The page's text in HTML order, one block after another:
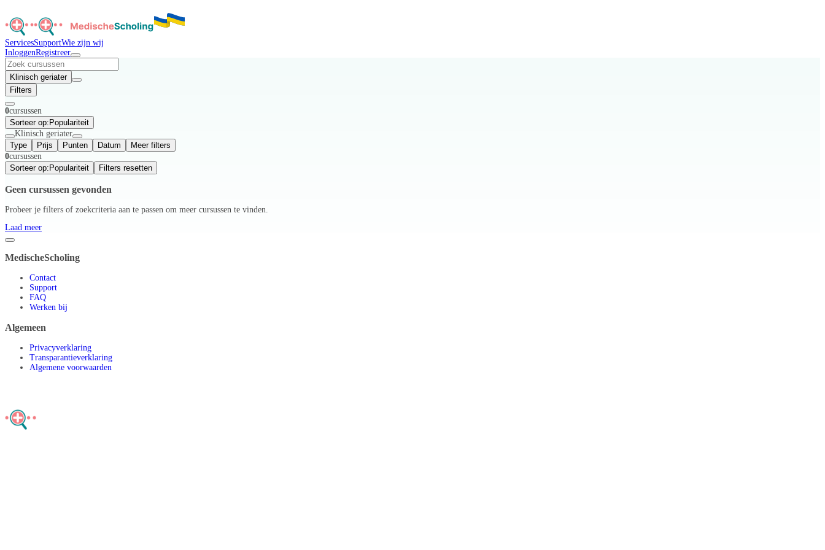
ServicesSupportWie zijn wij
InloggenRegistreer
Klinisch geriater
Filters
0cursussen
Sorteer op: Populariteit
Klinisch geriater
Type
Prijs Punten Datum
Meer filters
0cursussen
Sorteer op: Populariteit Filters resetten
Geen cursussen gevonden
Probeer je filters of zoekcriteria aan te passen om meer cursussen te vinden.
Laad meer
MedischeScholing
Contact
Support
FAQ
Werken bij
Algemeen
Privacyverklaring
Transparantieverklaring
Algemene voorwaarden